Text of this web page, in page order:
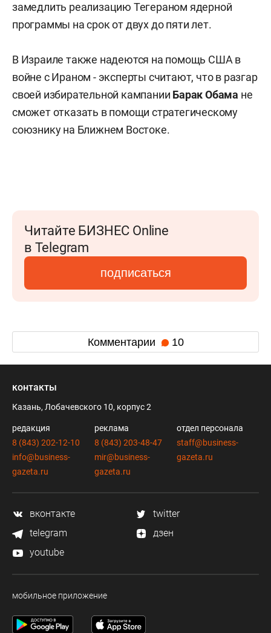
замедлить реализацию Тегераном ядерной
программы на срок от двух до пяти лет.
В Израиле также надеются на помощь США в
войне с Ираном - эксперты считают, что в разгар
своей избирательной кампании Барак Обама не
сможет отказать в помощи стратегическому
союзнику на Ближнем Востоке.
Читайте БИЗНЕС Online
в Telegram
подписаться
Комментарии 10
контакты
Казань, Лобачевского 10, корпус 2
редакция
8 (843) 202-12-10
info@business-
gazeta.ru
реклама
8 (843) 203-48-47
mir@business-
gazeta.ru
отдел персонала
staff@business-
gazeta.ru
вконтакте
twitter
telegram
дзен
youtube
мобильное приложение